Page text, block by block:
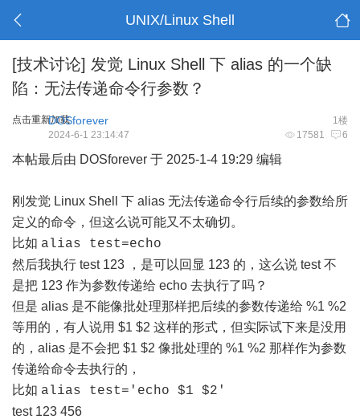
UNIX/Linux Shell
[技术讨论] 发觉 Linux Shell 下 alias 的一个缺
陷：无法传递命令行参数？
点击重新加载 1楼
DOSforever
17581 6
2024-6-1 23:14:47
本帖最后由 DOSforever 于 2025-1-4 19:29 编辑
刚发觉 Linux Shell 下 alias 无法传递命令行后续的参数给所
定义的命令，但这么说可能又不太确切。
比如 alias test=echo
然后我执行 test 123 ，是可以回显 123 的，这么说 test 不
是把 123 作为参数传递给 echo 去执行了吗？
但是 alias 是不能像批处理那样把后续的参数传递给 %1 %2
等用的，有人说用 $1 $2 这样的形式，但实际试下来是没用
的，alias 是不会把 $1 $2 像批处理的 %1 %2 那样作为参数
传递给命令去执行的，
比如 alias test='echo $1 $2'
test 123 456